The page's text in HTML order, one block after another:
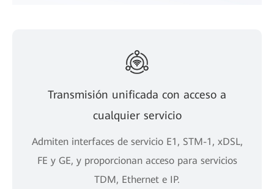
Transmisión unificada con acceso a
cualquier servicio
Admiten interfaces de servicio E1, STM-1, xDSL,
FE y GE, y proporcionan acceso para servicios
TDM, Ethernet e IP.